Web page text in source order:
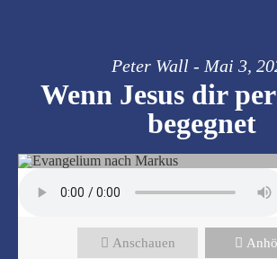
Peter Wall - Mai 3,
Wenn Jesus dir
begegnet
Anschauen